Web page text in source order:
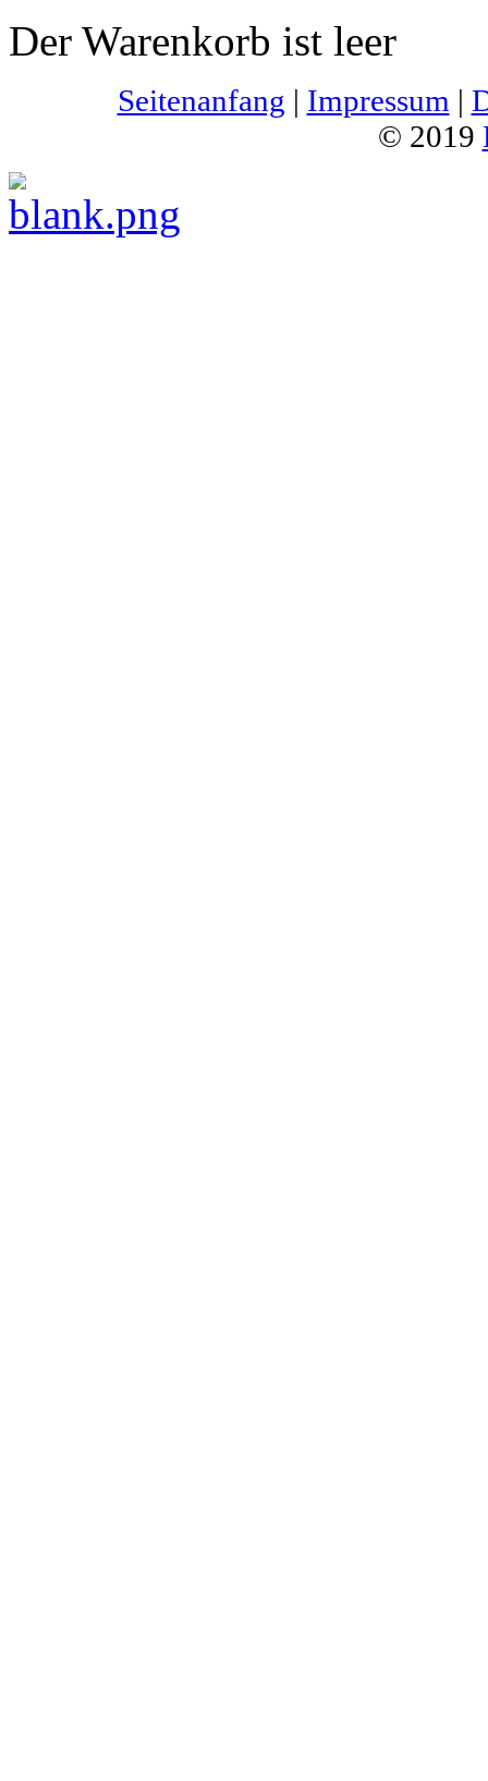
Der Warenkorb ist leer
Seitenanfang | Impressum |
© 2019